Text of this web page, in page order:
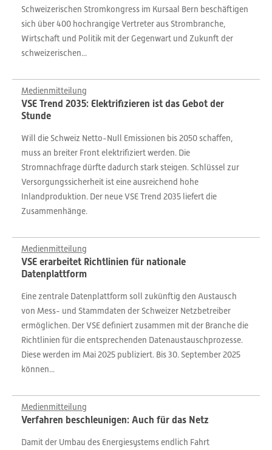
Schweizerischen Stromkongress im Kursaal Bern beschäftigen
sich über 400 hochrangige Vertreter aus Strombranche,
Wirtschaft und Politik mit der Gegenwart und Zukunft der
schweizerischen...
Medienmitteilung
VSE Trend 2035: Elektrifizieren ist das Gebot der
Stunde
Will die Schweiz Netto-Null Emissionen bis 2050 schaffen,
muss an breiter Front elektrifiziert werden. Die
Stromnachfrage dürfte dadurch stark steigen. Schlüssel zur
Versorgungssicherheit ist eine ausreichend hohe
Inlandproduktion. Der neue VSE Trend 2035 liefert die
Zusammenhänge.
Medienmitteilung
VSE erarbeitet Richtlinien für nationale
Datenplattform
Eine zentrale Datenplattform soll zukünftig den Austausch
von Mess- und Stammdaten der Schweizer Netzbetreiber
ermöglichen. Der VSE definiert zusammen mit der Branche die
Richtlinien für die entsprechenden Datenaustauschprozesse.
Diese werden im Mai 2025 publiziert. Bis 30. September 2025
können...
Medienmitteilung
Verfahren beschleunigen: Auch für das Netz
Damit der Umbau des Energiesystems endlich Fahrt